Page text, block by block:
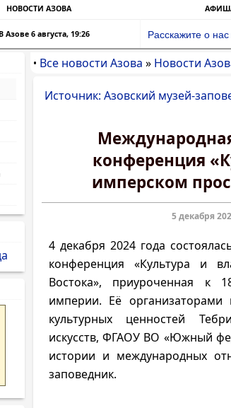
НОВОСТИ АЗОВА
В Азове 6 августа, 19:26 Расскажите о нас
• Все новости Азова » Новости
Источник: Азовский музей-
конференция
имперском
5 декабря
4 декабря 2024 года
конференция «Культура и
Востока», приуроченная к
империи. Её организаторами
культурных ценностей
искусств, ФГАОУ ВО «Южный
истории и международных
заповедник.